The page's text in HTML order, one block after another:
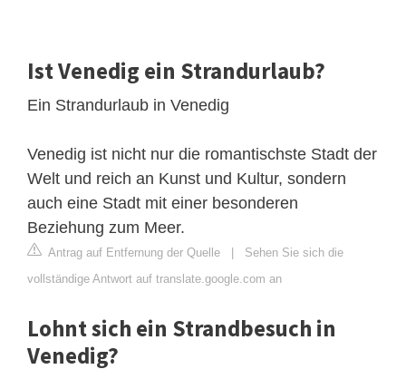
Ist Venedig ein Strandurlaub?
Ein Strandurlaub in Venedig
Venedig ist nicht nur die romantischste Stadt der
Welt und reich an Kunst und Kultur, sondern
auch eine Stadt mit einer besonderen
Beziehung zum Meer.
Antrag auf Entfernung der Quelle | Sehen Sie sich die
vollständige Antwort auf translate.google.com an
Lohnt sich ein Strandbesuch in
Venedig?